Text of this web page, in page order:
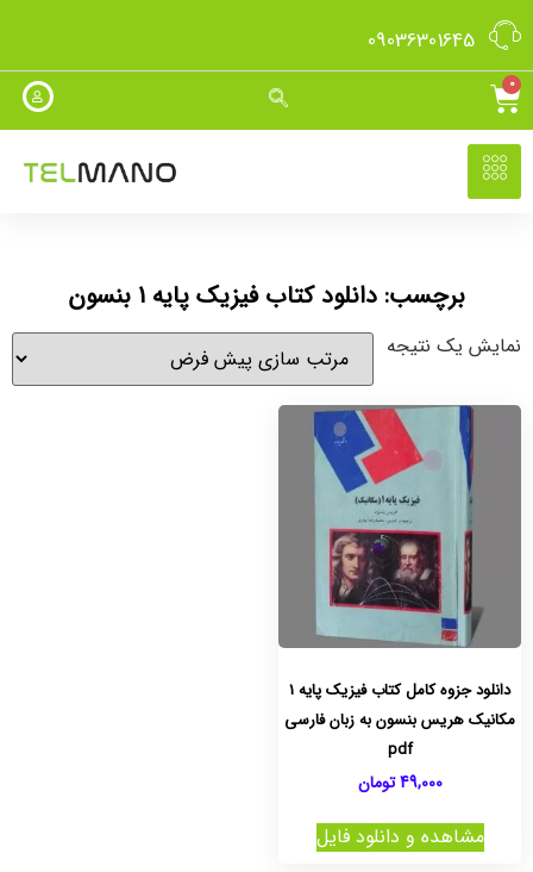
09036301645
0
برچسب: دانلود کتاب فیزیک پایه 1 بنسون
نمایش یک نتیجه
دانلود جزوه کامل کتاب فیزیک پایه 1
مکانیک هریس بنسون به زبان فارسی
pdf
49,000 تومان
مشاهده و دانلود فایل